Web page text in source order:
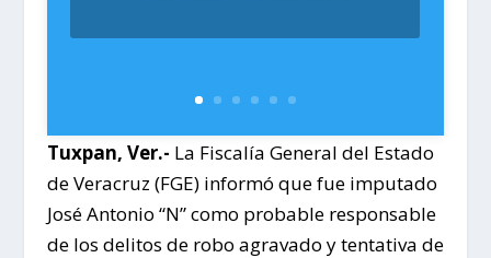
Tuxpan, Ver.- La Fiscalía General del Estado
de Veracruz (FGE) informó que fue imputado
José Antonio “N” como probable responsable
de los delitos de robo agravado y tentativa de